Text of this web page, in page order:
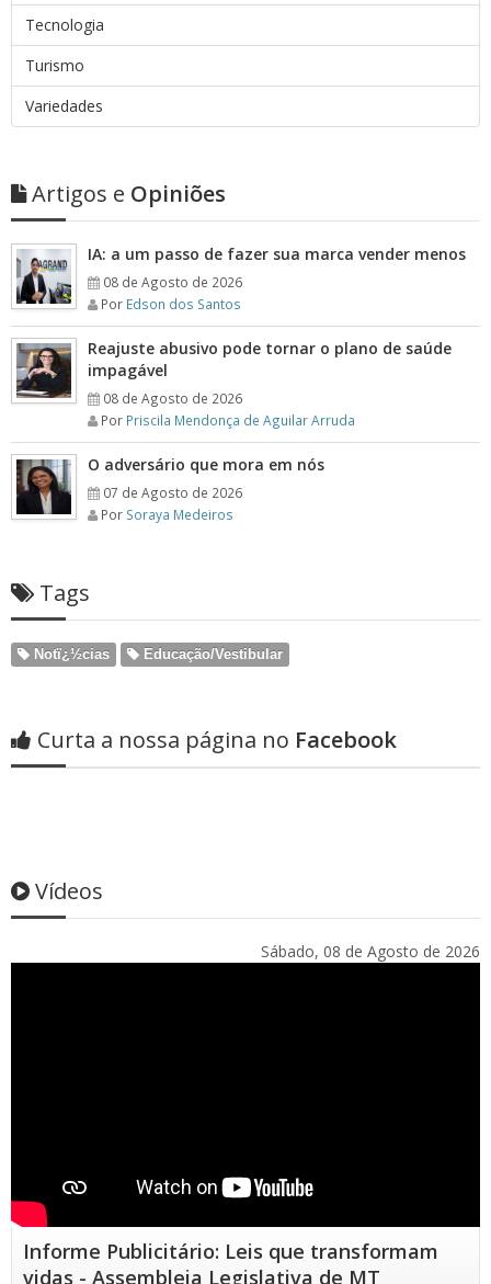
Tecnologia
Turismo
Variedades
Artigos e Opiniões
IA: a um passo de fazer sua marca vender menos
08 de Agosto de 2026
Por Edson dos Santos
Reajuste abusivo pode tornar o plano de saúde
impagável
08 de Agosto de 2026
Por Priscila Mendonça de Aguilar Arruda
O adversário que mora em nós
07 de Agosto de 2026
Por Soraya Medeiros
Tags
Notï¿½cias Educação/Vestibular
Curta a nossa página no Facebook
Vídeos
Sábado, 08 de Agosto de 2026
Informe Publicitário: Leis que transformam
vidas - Assembleia Legislativa de MT